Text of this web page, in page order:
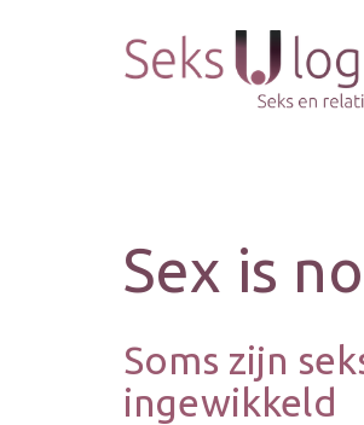
Sex is
Soms zijn
ingewikkeld